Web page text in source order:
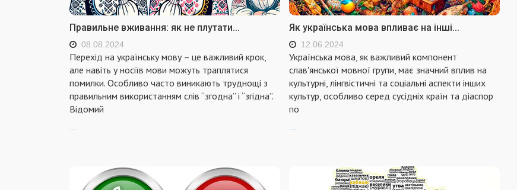
Правильне вживання: як не плутати...
08.08.2024
Перехід на українську мову – це важливий крок,
але навіть у носіїв мови можуть траплятися
помилки. Особливо часто виникають труднощі з
правильним використанням слів “згодна” і “згідна”.
Відомий
Як українська мова впливає на інші...
12.06.2024
Українська мова, як важливий компонент
слав'янської мовної групи, має значний вплив на
культурні, лінгвістичні та соціальні аспекти інших
культур, особливо серед сусідніх країн та діаспор
по